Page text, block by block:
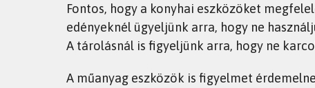
Fontos, hogy a konyhai eszközöket
edényeknél ügyeljünk arra, hogy ne
A tárolásnál is figyeljünk arra, hogy ne
A műanyag eszközök is figyelmet